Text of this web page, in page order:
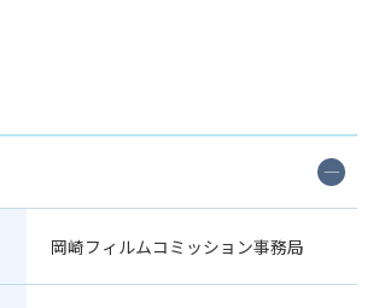
岡崎フィルムコミッション事務局